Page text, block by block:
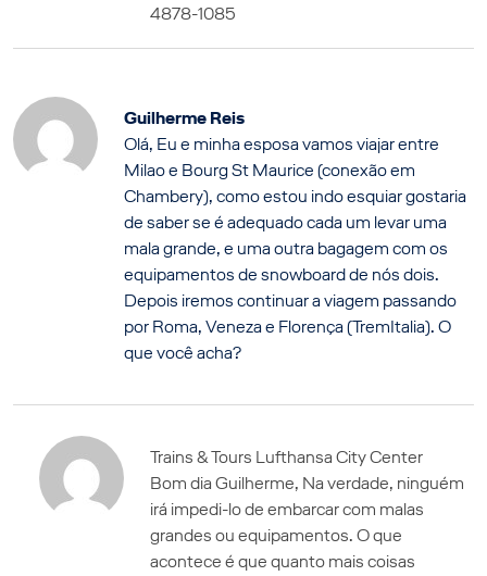
4878-1085
Guilherme Reis
Olá, Eu e minha esposa vamos viajar entre
Milao e Bourg St Maurice (conexão em
Chambery), como estou indo esquiar gostaria
de saber se é adequado cada um levar uma
mala grande, e uma outra bagagem com os
equipamentos de snowboard de nós dois.
Depois iremos continuar a viagem passando
por Roma, Veneza e Florença (TremItalia). O
que você acha?
Trains & Tours Lufthansa City Center
Bom dia Guilherme, Na verdade, ninguém
irá impedi-lo de embarcar com malas
grandes ou equipamentos. O que
acontece é que quanto mais coisas